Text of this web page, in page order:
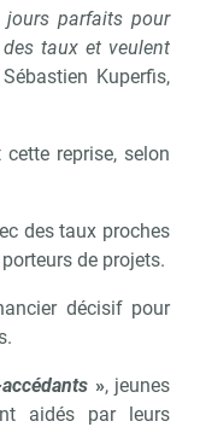
jours parfaits pour
taux et veulent
Kuperfis,
reprise, selon
des taux proches
de projets.
décisif pour
», jeunes
aidés par leurs